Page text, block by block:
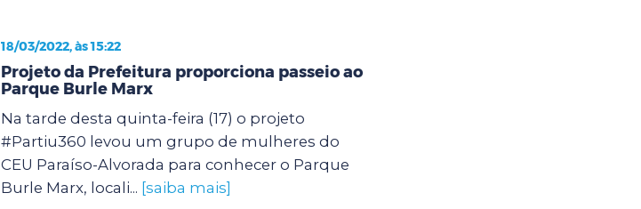
18/03/2022, às 15:22
Projeto da Prefeitura proporciona passeio ao
Parque Burle Marx
Na tarde desta quinta-feira (17) o projeto
#Partiu360 levou um grupo de mulheres do
CEU Paraíso-Alvorada para conhecer o Parque
Burle Marx, locali... [saiba mais]